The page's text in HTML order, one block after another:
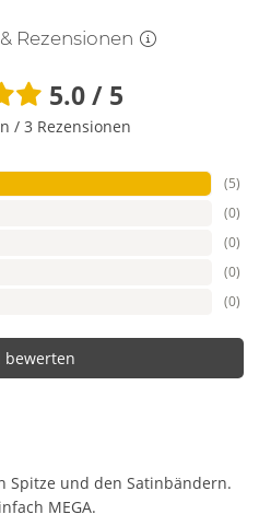
& Rezensionen
5.0 / 5
/ 3 Rezensionen
(5)
(0)
(0)
(0)
(0)
bewerten
Spitze und den Satinbändern.
MEGA.